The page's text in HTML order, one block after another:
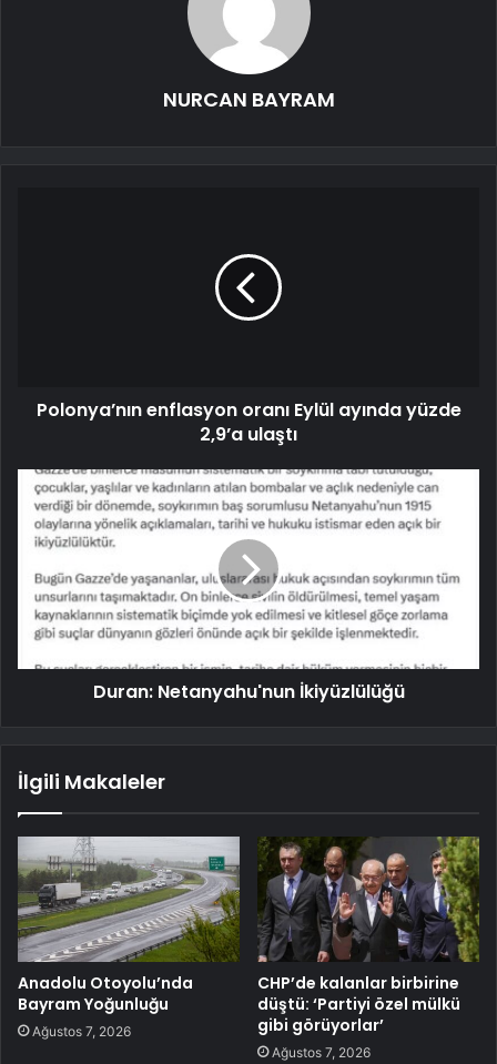
NURCAN BAYRAM
Polonya’nın enflasyon oranı Eylül ayında yüzde
2,9’a ulaştı
Duran: Netanyahu'nun İkiyüzlülüğü
İlgili Makaleler
Anadolu Otoyolu’nda
Bayram Yoğunluğu
Ağustos 7, 2026
CHP’de kalanlar birbirine
düştü: ‘Partiyi özel mülkü
gibi görüyorlar’
Ağustos 7, 2026